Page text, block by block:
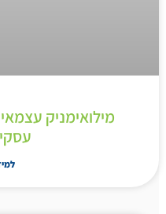
מילואימניק